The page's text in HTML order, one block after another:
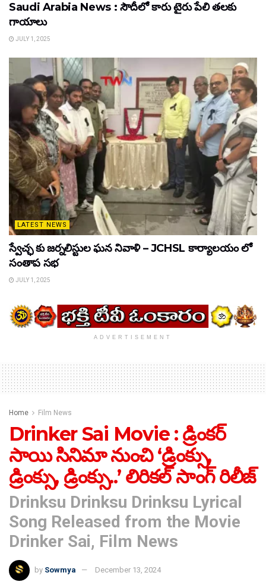
Saudi Arabia News : సౌదీలో కారు టైరు పేలి తలకు
గాయాలు
JULY 1, 2025
LATEST NEWS
స్వేచ్ఛ కు జర్నలిస్టుల ఘన నివాళి – JCHSL కార్యాలయం లో
సంతాప సభ
JULY 1, 2025
ADVERTISEMENT
Home Film News
Drinker Sai Movie : డ్రింకర్
సాయి సినిమా నుంచి ‘డ్రింక్సు,
డ్రింక్సు, డ్రింక్సు..’ లిరికల్ సాంగ్ రిలీజ్
Drinksu Drinksu Drinksu Lyrical
Song Released from the Movie
Drinker Sai, Film News
by Sowmya December 13, 2024